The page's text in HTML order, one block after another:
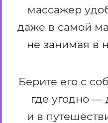
массажер
даже в самой
не занимая в
Берите его с
где угодно —
и в